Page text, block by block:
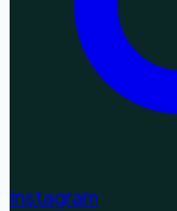
Instagram